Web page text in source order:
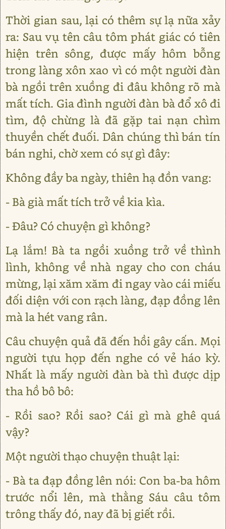
Thời gian sau, lại có thêm sự lạ nữa xảy
ra: Sau vụ tên câu tôm phát giác có tiên
hiện trên sông, được mấy hôm bỗng
trong làng xôn xao vì có một người đàn
bà ngồi trên xuồng đi đâu không rõ mà
mất tích. Gia đình người đàn bà đổ xô đi
tìm, độ chừng là đã gặp tai nạn chìm
thuyền chết đuối. Dân chúng thì bán tín
bán nghi, chờ xem có sự gì đây:
Không đầy ba ngày, thiên hạ đồn vang:
- Bà già mất tích trở về kia kìa.
- Đâu? Có chuyện gì không?
Lạ lắm! Bà ta ngồi xuồng trở về thình
lình, không về nhà ngay cho con cháu
mừng, lại xăm xăm đi ngay vào cái miếu
đối diện với con rạch làng, đạp đồng lên
mà la hét vang rân.
Câu chuyện quả đã đến hồi gây cấn. Mọi
người tựu họp đến nghe có vẻ háo kỳ.
Nhất là mấy người đàn bà thì được dịp
tha hồ bô bô:
- Rồi sao? Rồi sao? Cái gì mà ghê quá
vậy?
Một người thạo chuyện thuật lại:
- Bà ta đạp đồng lên nói: Con ba-ba hôm
trước nổi lên, mà thằng Sáu câu tôm
trông thấy đó, nay đã bị giết rồi.